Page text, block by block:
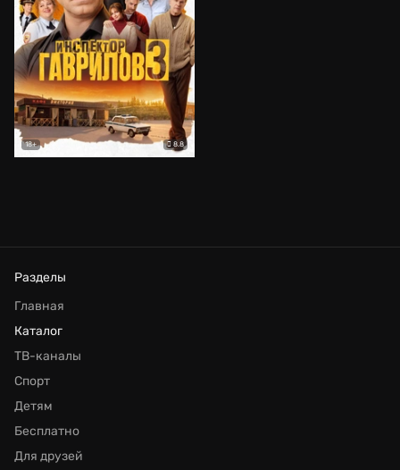
18+ 8.8
Разделы
Главная
Каталог
ТВ-каналы
Спорт
Детям
Бесплатно
Для друзей